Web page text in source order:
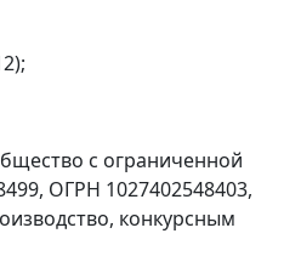
с ограниченной
ОГРН 1027402548403,
конкурсным